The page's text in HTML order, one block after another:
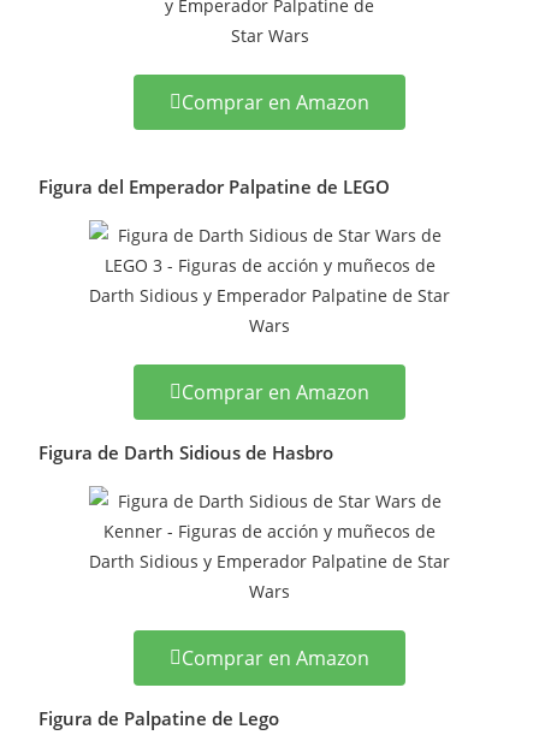
Comprar en Amazon
Figura del Emperador Palpatine de LEGO
Comprar en Amazon
Figura de Darth Sidious de Hasbro
Comprar en Amazon
Figura de Palpatine de Lego